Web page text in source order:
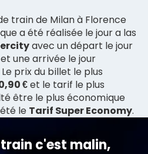
train de Milan à Florence
a été réalisée le jour a las
avec un départ le jour
une arrivée le jour
Le prix du billet le plus
€et le tarif le plus
être le plus économique
le Tarif Super Economy.
c'est malin,